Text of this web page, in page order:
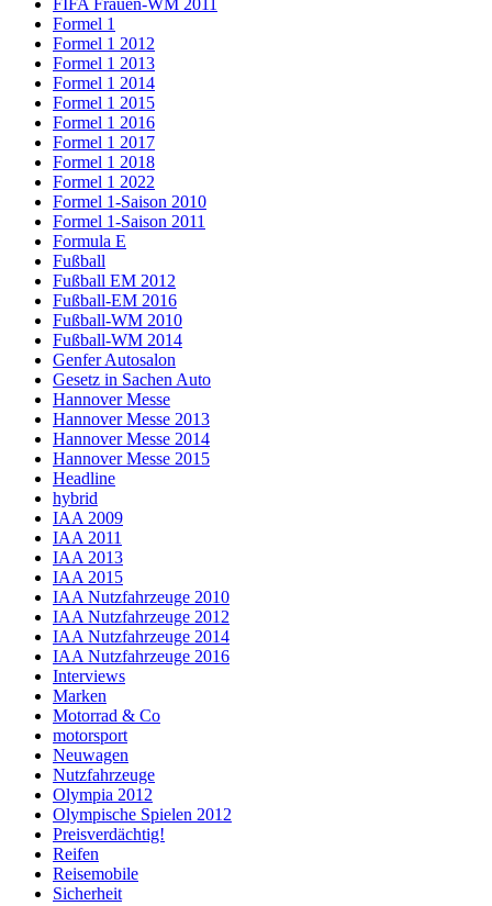
FIFA Frauen-WM 2011
Formel 1
Formel 1 2012
Formel 1 2013
Formel 1 2014
Formel 1 2015
Formel 1 2016
Formel 1 2017
Formel 1 2018
Formel 1 2022
Formel 1-Saison 2010
Formel 1-Saison 2011
Formula E
Fußball
Fußball EM 2012
Fußball-EM 2016
Fußball-WM 2010
Fußball-WM 2014
Genfer Autosalon
Gesetz in Sachen Auto
Hannover Messe
Hannover Messe 2013
Hannover Messe 2014
Hannover Messe 2015
Headline
hybrid
IAA 2009
IAA 2011
IAA 2013
IAA 2015
IAA Nutzfahrzeuge 2010
IAA Nutzfahrzeuge 2012
IAA Nutzfahrzeuge 2014
IAA Nutzfahrzeuge 2016
Interviews
Marken
Motorrad & Co
motorsport
Neuwagen
Nutzfahrzeuge
Olympia 2012
Olympische Spielen 2012
Preisverdächtig!
Reifen
Reisemobile
Sicherheit